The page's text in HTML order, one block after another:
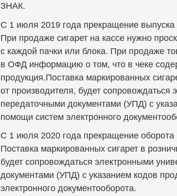
ЗНАК.
С 1 июля 2019 года прекращение выпуска
При продаже сигарет на кассе нужно
с каждой пачки или блока. При продаже
в ОФД информацию о том, что в чеке
продукция.Поставка маркированных
от производителя, будет
передаточными документами (УПД) с
помощи систем электронного
С 1 июля 2020 года прекращение оборота
Поставка маркированных сигарет в
будет сопровождаться электронными
документами (УПД) с указанием кодов
электронного документооборота.